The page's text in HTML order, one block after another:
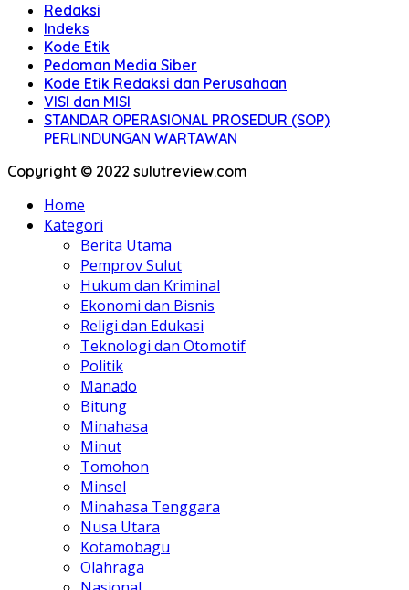
Redaksi
Indeks
Kode Etik
Pedoman Media Siber
Kode Etik Redaksi dan Perusahaan
VISI dan MISI
STANDAR OPERASIONAL PROSEDUR (SOP)
PERLINDUNGAN WARTAWAN
Copyright © 2022 sulutreview.com
Home
Kategori
Berita Utama
Pemprov Sulut
Hukum dan Kriminal
Ekonomi dan Bisnis
Religi dan Edukasi
Teknologi dan Otomotif
Politik
Manado
Bitung
Minahasa
Minut
Tomohon
Minsel
Minahasa Tenggara
Nusa Utara
Kotamobagu
Olahraga